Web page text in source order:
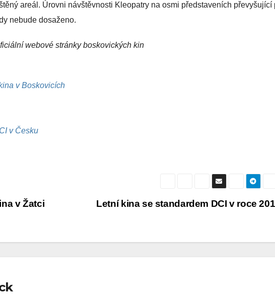
areál. Úrovni návštěvnosti Kleopatry na osmi představeních převyšující
nebude dosaženo.
webové stránky boskovických kin
v Boskovicích
v Česku
Letní kina se standardem DCI v roce
v Žatci